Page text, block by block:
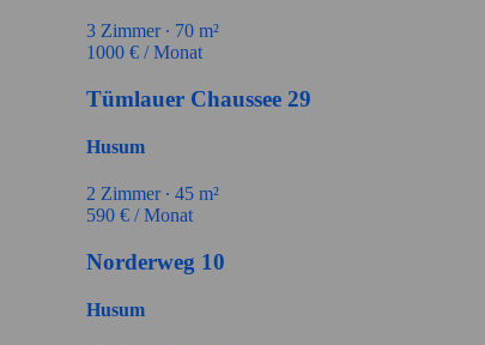
3 Zimmer ∙ 70 m²
1000 € / Monat
Tümlauer Chaussee 29
Husum
2 Zimmer ∙ 45 m²
590 € / Monat
Norderweg 10
Husum